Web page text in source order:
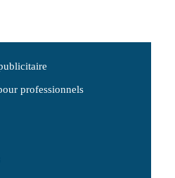
professionnels